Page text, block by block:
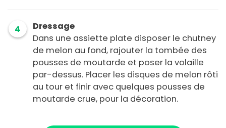
4
Dressage
Dans une assiette plate disposer le chutney
de melon au fond, rajouter la tombée des
pousses de moutarde et poser la volaille
par-dessus. Placer les disques de melon rôti
au tour et finir avec quelques pousses de
moutarde crue, pour la décoration.